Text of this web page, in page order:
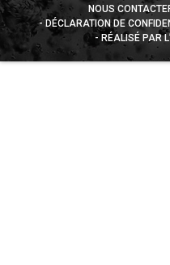
NOUS
DÉCLARATION DE
RÉALISÉ PAR